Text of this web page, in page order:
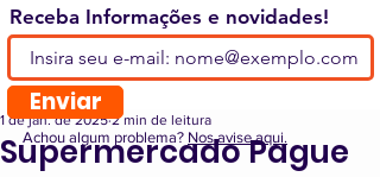
Supermercado Pague
1 de jan. de 2025 2 min de leitura
Receba Informações e novidades!
Enviar
Achou algum problema? Nos avise aqui.